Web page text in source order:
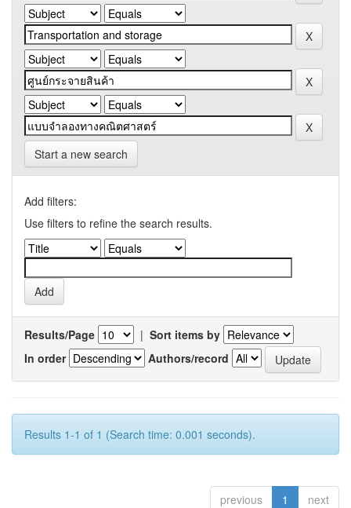
Start a new search
Add filters:
Use filters to refine the search results.
Results/Page | Sort items by
In order
Authors/record
Results 1-1 of 1 (Search time: 0.001 seconds).
previous 1 next